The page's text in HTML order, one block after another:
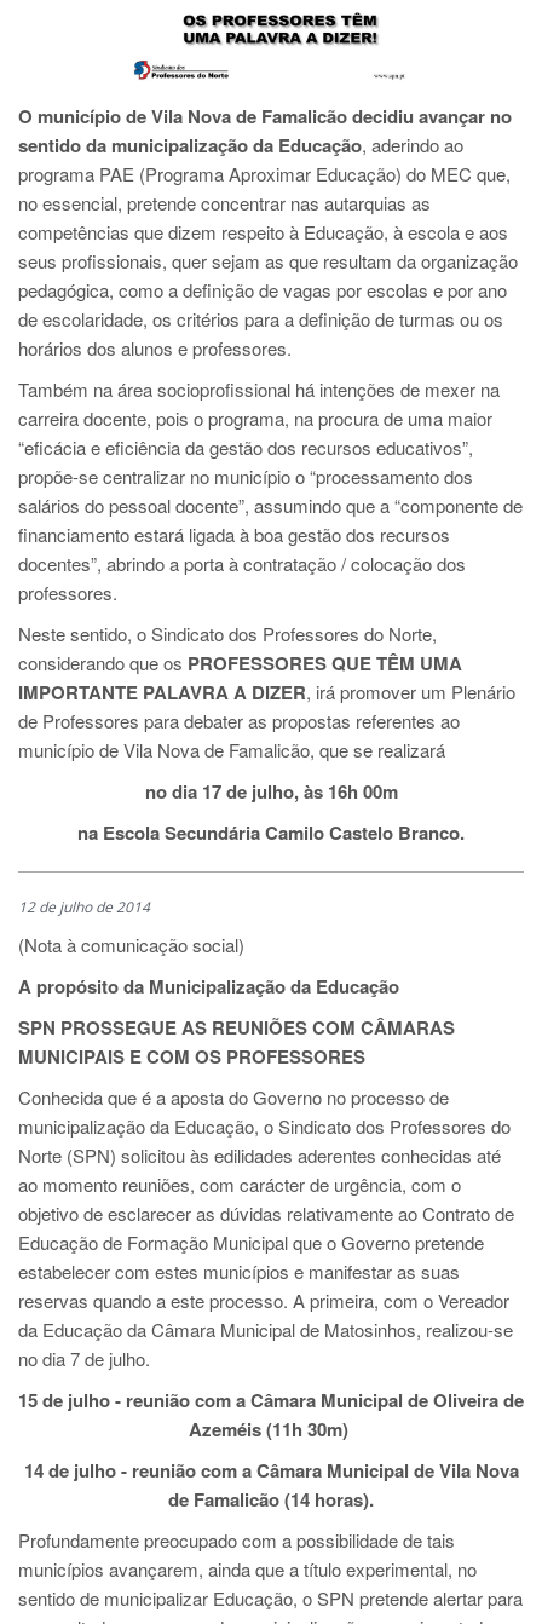
O município de Vila Nova de Famalicão decidiu avançar no
sentido da municipalização da Educação, aderindo ao
programa PAE (Programa Aproximar Educação) do MEC que,
no essencial, pretende concentrar nas autarquias as
competências que dizem respeito à Educação, à escola e aos
seus profissionais, quer sejam as que resultam da organização
pedagógica, como a definição de vagas por escolas e por ano
de escolaridade, os critérios para a definição de turmas ou os
horários dos alunos e professores.
Também na área socioprofissional há intenções de mexer na
carreira docente, pois o programa, na procura de uma maior
“eficácia e eficiência da gestão dos recursos educativos”,
propõe-se centralizar no município o “processamento dos
salários do pessoal docente”, assumindo que a “componente de
financiamento estará ligada à boa gestão dos recursos
docentes”, abrindo a porta à contratação / colocação dos
professores.
Neste sentido, o Sindicato dos Professores do Norte,
considerando que os PROFESSORES QUE TÊM UMA
IMPORTANTE PALAVRA A DIZER, irá promover um Plenário
de Professores para debater as propostas referentes ao
município de Vila Nova de Famalicão, que se realizará
no dia 17 de julho, às 16h 00m
na Escola Secundária Camilo Castelo Branco.
12 de julho de 2014
(Nota à comunicação social)
A propósito da Municipalização da Educação
SPN PROSSEGUE AS REUNIÕES COM CÂMARAS
MUNICIPAIS E COM OS PROFESSORES
Conhecida que é a aposta do Governo no processo de
municipalização da Educação, o Sindicato dos Professores do
Norte (SPN) solicitou às edilidades aderentes conhecidas até
ao momento reuniões, com carácter de urgência, com o
objetivo de esclarecer as dúvidas relativamente ao Contrato de
Educação de Formação Municipal que o Governo pretende
estabelecer com estes municípios e manifestar as suas
reservas quando a este processo. A primeira, com o Vereador
da Educação da Câmara Municipal de Matosinhos, realizou-se
no dia 7 de julho.
15 de julho- reunião com a Câmara Municipal deOliveira de
Azeméis (11h 30m)
14 de julho - reunião com a Câmara Municipal de Vila Nova
de Famalicão (14 horas).
Profundamente preocupado com a possibilidade de tais
municípios avançarem, ainda que a título experimental, no
sentido de municipalizar Educação, o SPN pretende alertar para